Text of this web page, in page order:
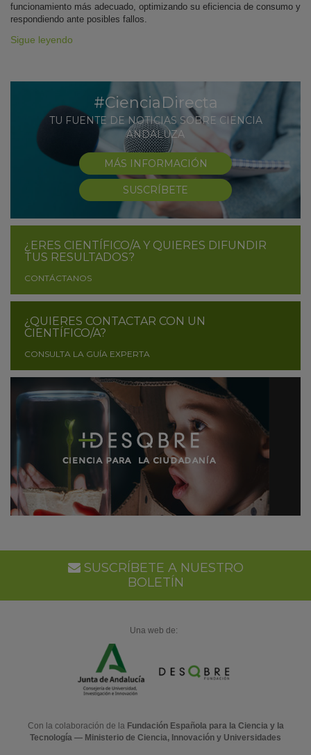
funcionamiento más adecuado, optimizando su eficiencia de consumo y
respondiendo ante posibles fallos.
Sigue leyendo
#CienciaDirecta
TU FUENTE DE NOTICIAS SOBRE CIENCIA
ANDALUZA
MÁS INFORMACIÓN
SUSCRÍBETE
¿ERES CIENTÍFICO/A Y QUIERES DIFUNDIR
TUS RESULTADOS?
CONTÁCTANOS
¿QUIERES CONTACTAR CON UN
CIENTÍFICO/A?
CONSULTA LA GUÍA EXPERTA
SUSCRÍBETE A NUESTRO
BOLETÍN
Una web de:
Con la colaboración de la Fundación Española para la Ciencia y la
Tecnología — Ministerio de Ciencia, Innovación y Universidades